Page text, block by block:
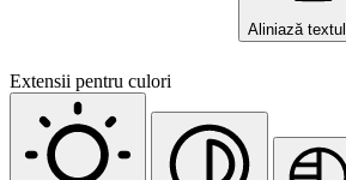
Aliniază textul
Extensii pentru culori